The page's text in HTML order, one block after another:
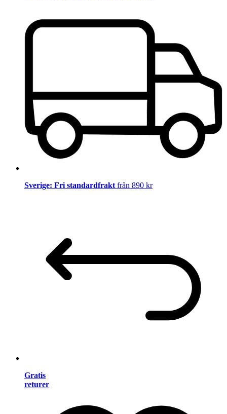
Sverige: Fri standardfrakt från 890 kr
Gratis
returer